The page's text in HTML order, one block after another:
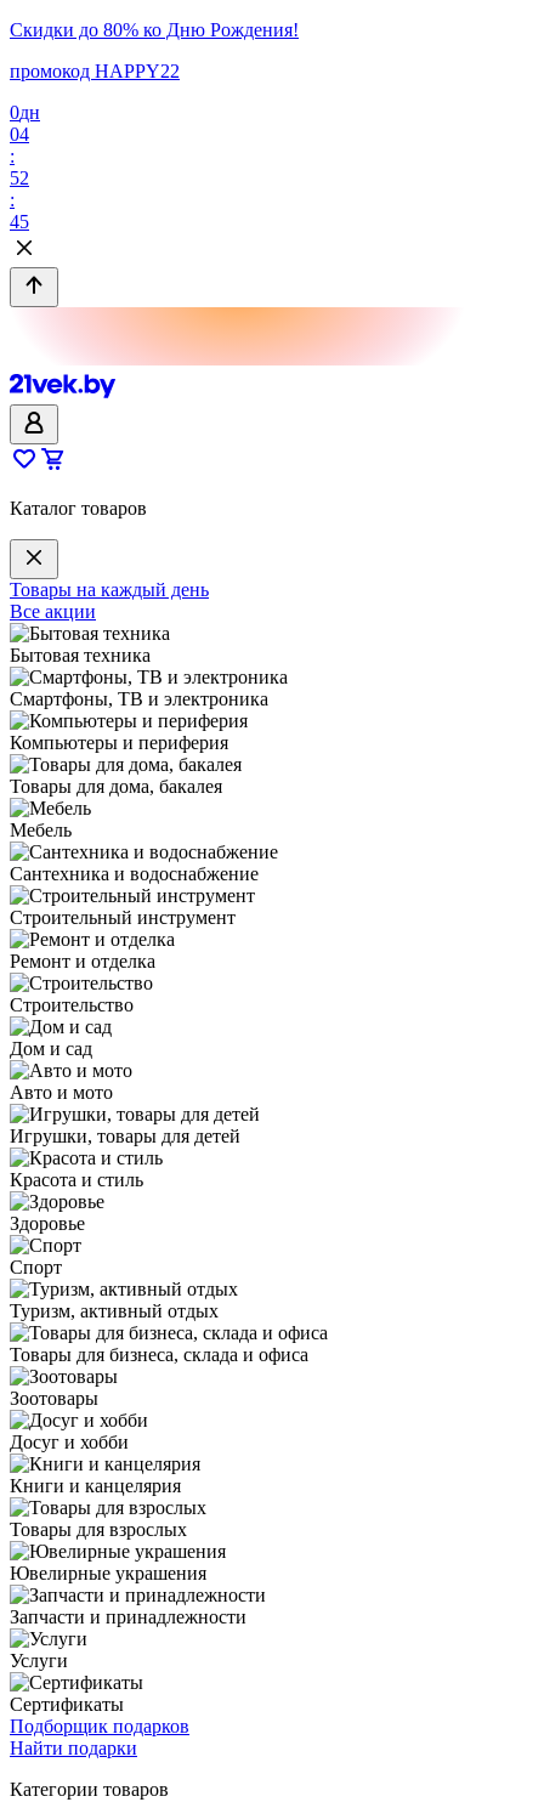
Скидки до 80% ко Дню Рождения!
промокод HAPPY22
0дн
04
:
52
:
45
Каталог товаров
Товары на каждый день
Все акции
Бытовая техника
Смартфоны, ТВ и электроника
Компьютеры и периферия
Товары для дома, бакалея
Мебель
Сантехника и водоснабжение
Строительный инструмент
Ремонт и отделка
Строительство
Дом и сад
Авто и мото
Игрушки, товары для детей
Красота и стиль
Здоровье
Спорт
Туризм, активный отдых
Товары для бизнеса, склада и офиса
Зоотовары
Досуг и хобби
Книги и канцелярия
Товары для взрослых
Ювелирные украшения
Запчасти и принадлежности
Услуги
Сертификаты
Подборщик подарков
Найти подарки
Категории товаров